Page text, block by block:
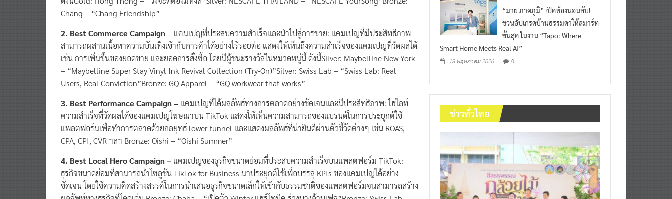
Chang – “Chang Friendship”
– แคมเปญที่ประสบความสำเร็จและนำไปสู่การขาย: แคมเปญที่มีประสิทธิภาพ
สามารถผสานเนื้อหาความบันเทิงเข้ากับการค้าได้อย่างไร้รอยต่อ แสดงให้เห็นถึงความสำเร็จของแคมเปญที่วัดผลได้
เช่น การเพิ่มขึ้นของยอดขาย และยอดการสั่งซื้อ โดยมีผู้ชนะรางวัลในหมวดหมู่นี้ ดังนี้Silver: Maybelline New York
– “Maybelline Super Stay Vinyl Ink Revival Collection (Try-On)”Silver: Swiss Lab – “Swiss Lab: Real
Users, Real Conviction”Bronze: GQ Apparel – “GQ workwear that works”
แคมเปญที่ได้ผลลัพธ์ทางการตลาดอย่างชัดเจนและมีประสิทธิภาพ: ไฮไลท์
ความสำเร็จที่วัดผลได้ของแคมเปญโฆษณาบน TikTok แสดงให้เห็นความสามารถของแบรนด์ในการประยุกต์ใช้
แพลตฟอร์มเพื่อทำการตลาดด้วยกลยุทธ์ lower-funnel และแสดงผลลัพธ์ที่น่ายินดีผ่านตัวชี้วัดต่างๆ เช่น ROAS,
CPA, CPI, CVR ฯลฯ Bronze: Oishi – “Oishi Summer”
แคมเปญของธุรกิจขนาดย่อมที่ประสบความสำเร็จบนแพลตฟอร์ม TikTok:
ธุรกิจขนาดย่อมที่สามารถนำโซลูชัน TikTok for Business มาประยุกต์ใช้เพื่อบรรลุ KPIs ของแคมเปญได้อย่าง
ชัดเจน โดยใช้ความคิดสร้างสรรค์ในการนำเสนอธุรกิจขนาดเล็กให้เข้ากับธรรมชาติของแพลตฟอร์มจนสามารถสร้าง
ผลลัพท์ทางธุรกิจที่โดดเด่น Bronze: Chaba – “เปิดตัว Winter แฮร์โทนิค ร่วงบางล้านเฟล”Bronze: Swiss Lab –
ชวนอัปเกรดบ้านธรรมดาให้สมาร์ท
ขั้นสุด ในงาน “Tapo: Where
Smart Home Meets Real AI”
ข่าวทั่วไทย